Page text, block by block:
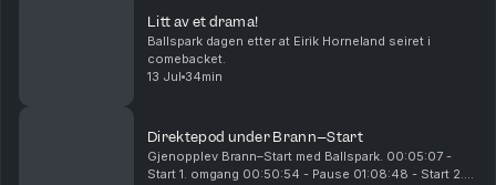
Litt av et drama!
Ballspark dagen etter at Eirik Horneland seiret i
comebacket.
13 Jul 34min
Direktepod under Brann–Start
Gjenopplev Brann–Start med Ballspark. 00:05:07 -
Start 1. omgang 00:50:54 - Pause 01:08:48 - Start 2.